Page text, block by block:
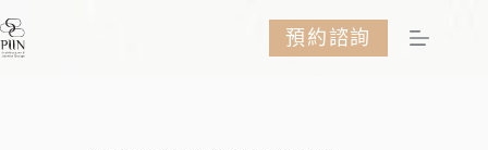
至
預約諮詢